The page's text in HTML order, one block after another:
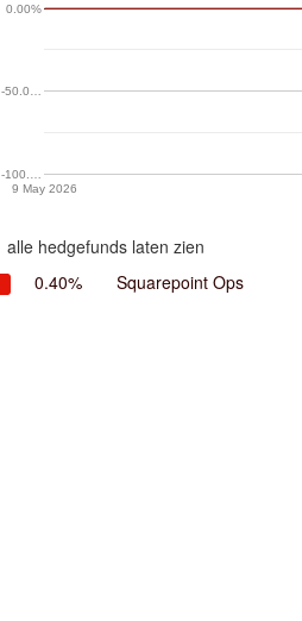
9 May 2026
-100.…
-50.0…
0.00%
alle hedgefunds laten zien
0.40%
Squarepoint Ops